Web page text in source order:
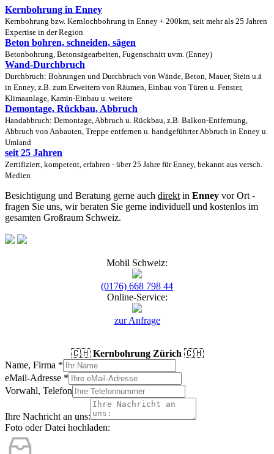
Kernbohrung in Enney
Kernbohrung bzw. Kernlochbohrung in Enney + 200km, seit mehr als 25 Jahren
Expertise in der Region
Beton bohren, schneiden, sägen
Betonbohrung, Betonsägearbeiten, Fugenschnitt uvm. (Enney)
Wand-Durchbruch
Durchbruch: Bohrungen und Durchbruch von Wände, Beton, Mauer, Stein u.ä
in Enney, z.B. zum Erweitern von Räumen, Einbau von Türen u. Fenster,
Klimaanlage, Kamin-Einbau u. weitere
Demontage, Rückbau, Abbruch
Handabbruch: Demontage, Abbruch u. Rückbau, z.B. Balkon-Entfernung,
Abbruch von Anbauten, Treppe entfernen u. handgeführter Abbruch in Enney u.
Umland
seit 25 Jahren
Zertifiziert, kompetent, erfahren - über 25 Jahre für Enney, bekannt aus versch.
Medien
Besichtigung und Beratung gerne auch direkt in Enney vor Ort -
fragen Sie uns, wir beraten Sie gerne individuell und kostenlos im
gesamten Großraum Schweiz.
Mobil Schweiz:
(0176) 668 798 44
Online-Service:
zur Anfrage
🇨🇭 Kernbohrung Zürich 🇨🇭
Name, Firma *
eMail-Adresse *
Vorwahl, Telefon
Ihre Nachricht an uns:
Foto oder Datei hochladen: